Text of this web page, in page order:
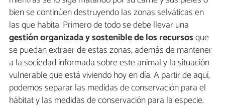
bien se continúen destruyendo las zonas selváticas en
las que habita. Primero de todo se debe llevar una
gestión organizada y sostenible de los recursosque
se puedan extraer de estas zonas, además de mantener
a la sociedad informada sobre este animal y la situación
vulnerable que está viviendo hoy en día. A partir de aquí,
podemos separar las medidas de conservación para el
hábitat y las medidas de conservación para la especie.